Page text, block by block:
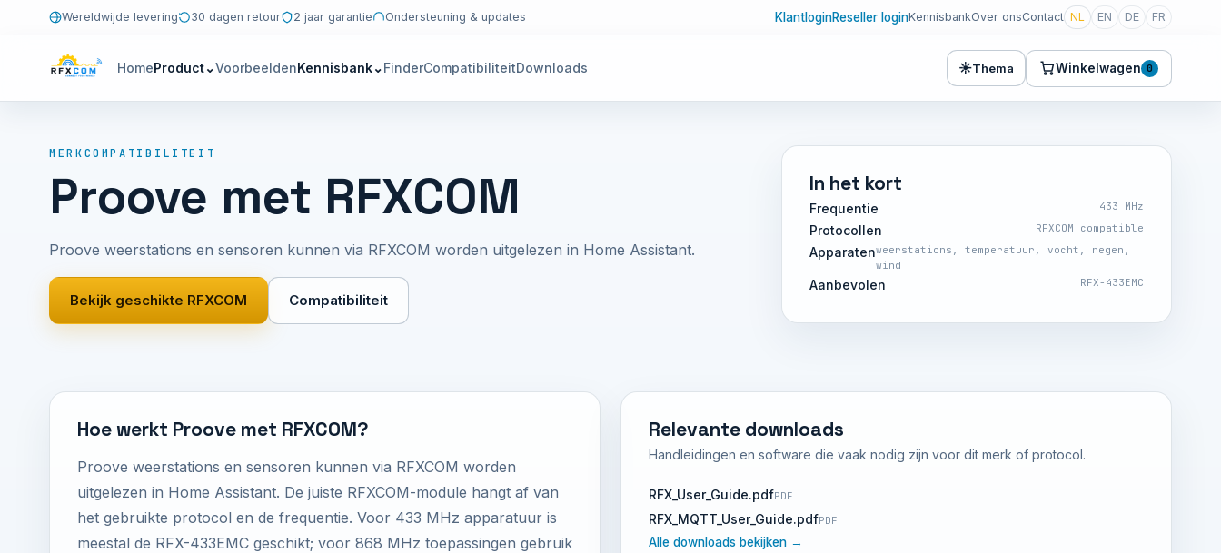
Wereldwijde levering 30 dagen retour 2 jaar garantie Ondersteuning & updates KlantloginReseller loginKennisbankOver onsContact NL EN DE FR
HomeProduct⌄VoorbeeldenKennisbank⌄FinderCompatibiliteitDownloads ☀Thema Winkelwagen 0
MERKCOMPATIBILITEIT
Proove met RFXCOM
Proove weerstations en sensoren kunnen via RFXCOM worden uitgelezen in Home Assistant.
Bekijk geschikte RFXCOM Compatibiliteit
In het kort
Frequentie 433 MHz
Protocollen RFXCOM compatible
Apparatenweerstations, temperatuur, vocht, regen,
wind
Aanbevolen RFX-433EMC
Hoe werkt Proove met RFXCOM?
Proove weerstations en sensoren kunnen via RFXCOM worden
uitgelezen in Home Assistant. De juiste RFXCOM-module hangt af van
het gebruikte protocol en de frequentie. Voor 433 MHz apparatuur is
meestal de RFX-433EMC geschikt; voor 868 MHz toepassingen gebruik
Relevante downloads
Handleidingen en software die vaak nodig zijn voor dit merk of protocol.
RFX_User_Guide.pdfPDF
RFX_MQTT_User_Guide.pdfPDF
Alle downloads bekijken →